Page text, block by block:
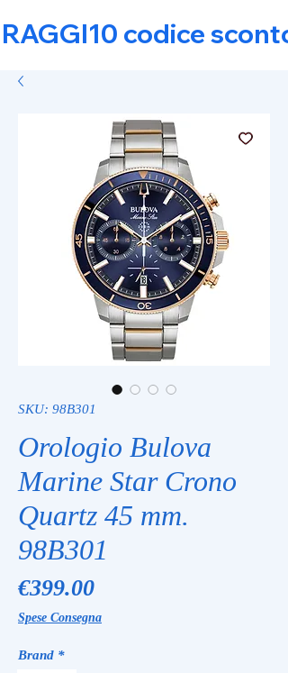
RAGGI10 codice
SKU: 98B301
Orologio Bulova
Marine Star Crono
Quartz 45 mm.
98B301
€399.00Price
Spese Consegna
Brand *